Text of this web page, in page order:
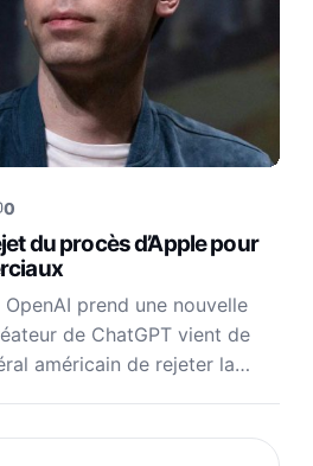
0
du procès d’Apple pour
prend une nouvelle
de ChatGPT vient de
américain de rejeter la…